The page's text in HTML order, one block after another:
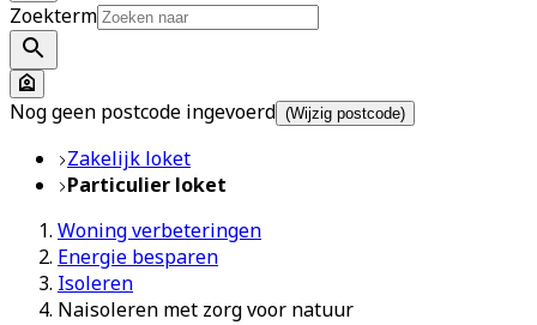
Zoekterm
Nog geen postcode ingevoerd (Wijzig postcode)
Zakelijk loket
Particulier loket
Woning verbeteringen
Energie besparen
Isoleren
Naisoleren met zorg voor natuur